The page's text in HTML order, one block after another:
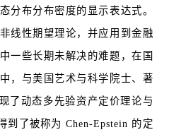
分布分布密度的显示表达式。
线性期望理论，并应用到金融
一些长期未解决的难题，在国
，与美国艺术与科学院士、著
了动态多先验资产定价理论与
到了被称为 Chen-Epstein 的定